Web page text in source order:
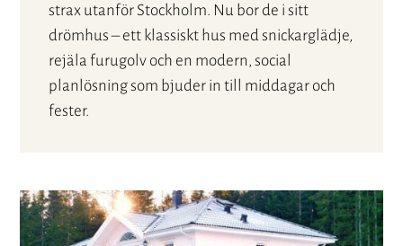
strax utanför Stockholm. Nu bor de i sitt
drömhus – ett klassiskt hus med snickarglädje,
rejäla furugolv och en modern, social
planlösning som bjuder in till middagar och
fester.